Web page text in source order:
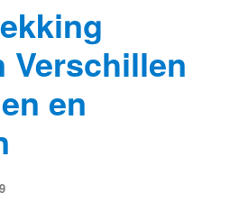
Verschillen
en